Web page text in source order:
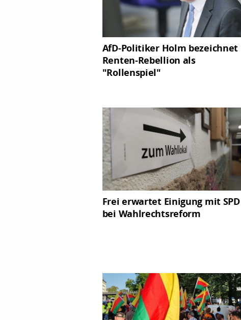
AfD-Politiker Holm bezeichnet
Renten-Rebellion als
"Rollenspiel"
Frei erwartet Einigung mit SPD
bei Wahlrechtsreform